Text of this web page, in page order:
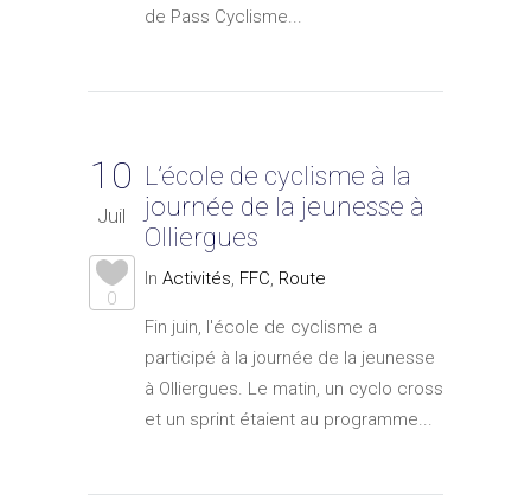
de Pass Cyclisme...
10
Juil
0
L’école de cyclisme à la
journée de la jeunesse à
Olliergues
In Activités, FFC, Route
Fin juin, l'école de cyclisme a
participé à la journée de la jeunesse
à Olliergues. Le matin, un cyclo cross
et un sprint étaient au programme...